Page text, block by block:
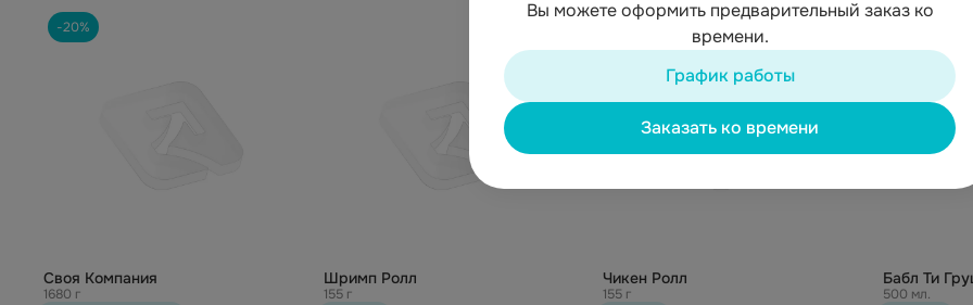
Вы можете оформить предварительный заказ ко
времени.
График работы
Заказать ко времени
-20%
Своя Компания
1680 г
Шримп Ролл
155 г
Чикен Ролл
155 г
Бабл Ти
500 мл.